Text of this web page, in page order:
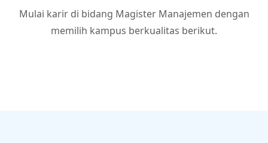
Mulai karir di bidang Magister Manajemen dengan
memilih kampus berkualitas berikut.